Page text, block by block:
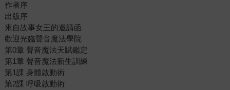
作者序
出版序
來自故事女王的邀請函
歡迎光臨聲音魔法學院
第0章 聲音魔法天賦鑑定
第1章 聲音魔法新生訓練
第1課 身體啟動術
第2課 呼吸啟動術